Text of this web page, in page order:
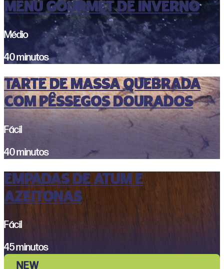
MENU GOURMET DE INVERNO
Médio
40 minutos
Tarte de massa quebrada
com pêssegos dourados
Fácil
40 minutos
Empadas de Atum e
Azeitonas
Fácil
45 minutos
NEW